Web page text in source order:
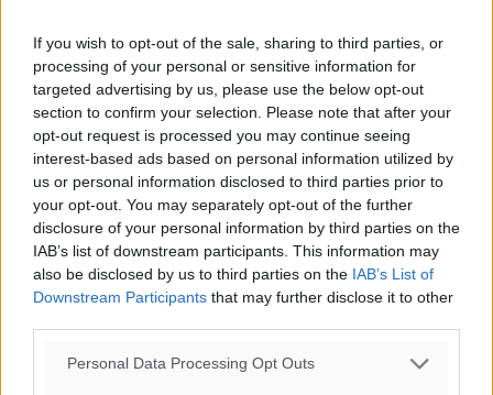
If you wish to opt-out of the sale, sharing to third parties, or
processing of your personal or sensitive information for
targeted advertising by us, please use the below opt-out
section to confirm your selection. Please note that after your
opt-out request is processed you may continue seeing
interest-based ads based on personal information utilized by
us or personal information disclosed to third parties prior to
your opt-out. You may separately opt-out of the further
disclosure of your personal information by third parties on the
IAB’s list of downstream participants. This information may
also be disclosed by us to third parties on the IAB’s List of
Downstream Participants that may further disclose it to other
Personal Data Processing Opt Outs
Ο Ξυδάκης ζήτησε από την Κοντουρά
να αποσύρει τροπολογία για τον ΕΟΤ
Δίνεται η δυνατότητα απόσπασης υπαλλήλων του
υπουργείου Τουρισμού σε γραφεία του ΕΟΤ εξωτερικού
Τη δυνατότητα απόσπασης και υπαλλήλων του
υπουργείου Τουρισμού σε γραφεία του ...
28.07.17, 16:49